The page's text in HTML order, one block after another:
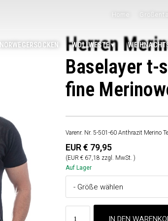
Home
NORWEGERSOCKEN WOLLWESTE
Herren
Baselayer t-
fine
Varenr. Nr. 5-501-60 Anthrazit Merino
EUR € 79,95
(EUR € 67,18 zzgl. MwSt. )
Auf Lager